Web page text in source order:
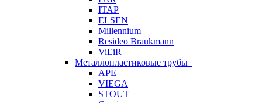
ITAP
ELSEN
Millennium
Resideo Braukmann
ViEiR
Металлопластиковые трубы
APE
VIEGA
STOUT